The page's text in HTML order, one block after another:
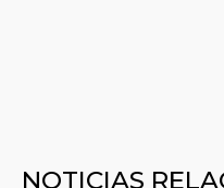
NOTICIAS